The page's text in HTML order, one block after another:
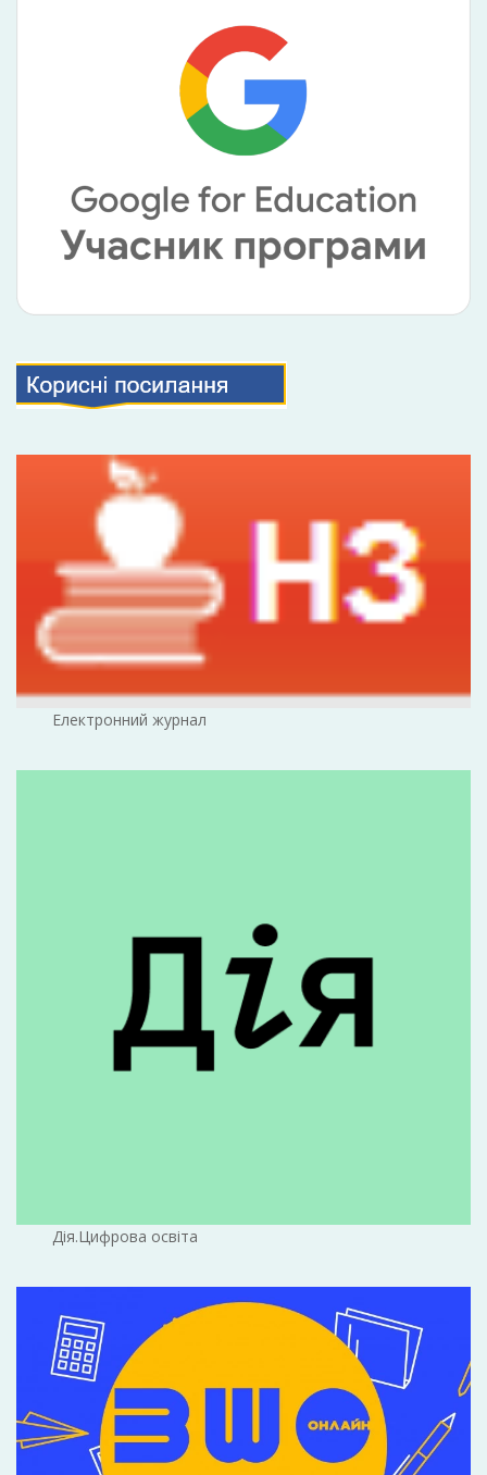
Електронний журнал
Дія.Цифрова освіта